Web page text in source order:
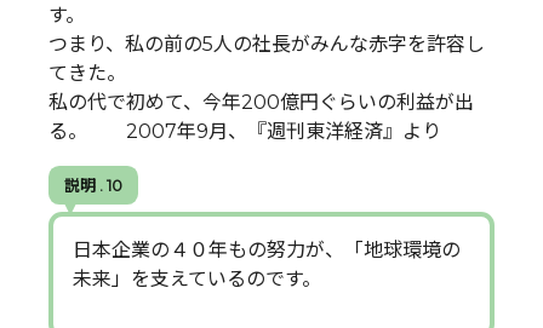
す。
つまり、私の前の5人の社長がみんな赤字を許容し
てきた。
私の代で初めて、今年200億円ぐらいの利益が出
る。 2007年9月、『週刊東洋経済』より
説明 . 10
日本企業の４０年もの努力が、「地球環境の
未来」を支えているのです。